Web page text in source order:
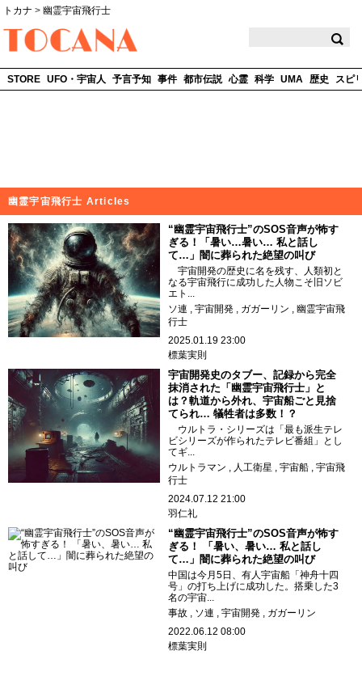
トカナ > 幽霊宇宙飛行士
STORE UFO・宇宙人 予言予知 事件 都市伝説 心霊 科学 UMA 歴史 スピ
幽霊宇宙飛行士 Articles
“幽霊宇宙飛行士”のSOS音声が怖す
ぎる！「暑い…暑い… 私と話し
て…」闇に葬られた絶望の叫び
宇宙開発の歴史に名を残す、人類初と
なる宇宙飛行に成功した人物こそ旧ソビ
エト...
ソ連
宇宙開発 ガガーリン
幽霊宇宙飛
行士
2025.01.19 23:00
標葉実則
宇宙開発史のタブー、記録から完全
抹消された「幽霊宇宙飛行士」と
は？軌道から外れ、宇宙船ごと見捨
てられ… 犠牲者は多数！？
ウルトラ・シリーズは「最も派生テレ
ビシリーズが作られたテレビ番組」とし
てギ...
ウルトラマン
人工衛星 宇宙船
宇宙飛
行士
2024.07.12 21:00
羽仁礼
“幽霊宇宙飛行士”のSOS音声が怖す
ぎる！ 「暑い、暑い… 私と話し
て…」闇に葬られた絶望の叫び
中国は今月5日、有人宇宙船「神舟十四
号」の打ち上げに成功した。搭乗した3
名の宇宙...
事故
ソ連 宇宙開発
ガガーリン
2022.06.12 08:00
標葉実則